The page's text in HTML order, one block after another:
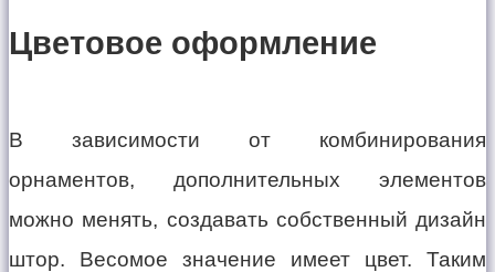
Цветовое оформление
В зависимости от комбинирования
орнаментов, дополнительных элементов
можно менять, создавать собственный дизайн
штор. Весомое значение имеет цвет. Таким